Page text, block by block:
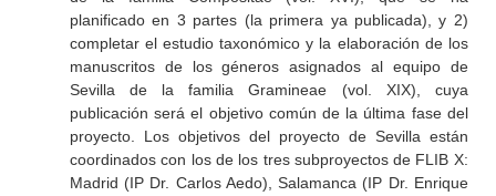
planificado en 3 partes (la primera ya publicada), y 2)
completar el estudio taxonómico y la elaboración de los
manuscritos de los géneros asignados al equipo de
Sevilla de la familia Gramineae (vol. XIX), cuya
publicación será el objetivo común de la última fase del
proyecto. Los objetivos del proyecto de Sevilla están
coordinados con los de los tres subproyectos de FLIB X:
Madrid (IP Dr. Carlos Aedo), Salamanca (IP Dr. Enrique